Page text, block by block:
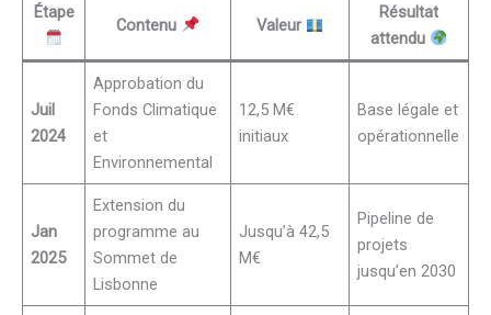
Étape
Contenu Valeur
Résultat
attendu
Juil
2024
Approbation du
Fonds Climatique
et
Environnemental
12,5 M€
initiaux
Base légale et
opérationnelle
Jan
2025
Extension du
programme au
Sommet de
Lisbonne
Jusqu’à 42,5
M€
Pipeline de
projets
jusqu’en 2030